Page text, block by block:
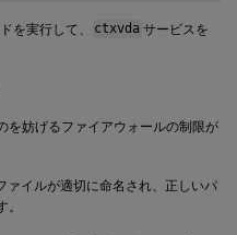
を実行して、 ctxvda サービスを
を妨げるファイアウォールの制限が
ァイルが適切に命名され、正しいパ